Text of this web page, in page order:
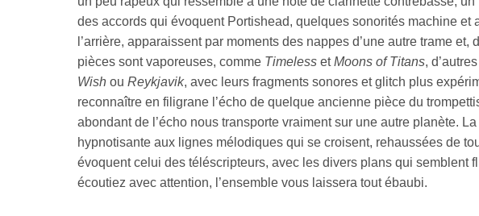
des accords qui évoquent Portishead, quelques sonorités machine
l’arrière, apparaissent par moments des nappes d’une autre trame
pièces sont vaporeuses, comme Timeless etMoons of Titans,
Wish ou Reykjavik, avec leurs fragments sonores et glitch plus
reconnaître en filigrane l’écho de quelque ancienne pièce du
abondant de l’écho nous transporte vraiment sur une autre planète.
hypnotisante aux lignes mélodiques qui se croisent, rehaussées de
évoquent celui des téléscripteurs, avec les divers plans qui semblent
écoutiez avec attention, l’ensemble vous laissera tout ébaubi.